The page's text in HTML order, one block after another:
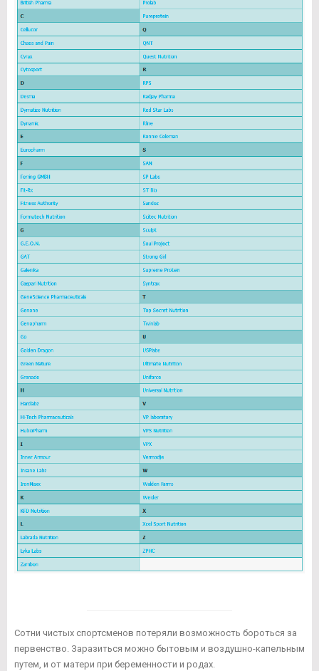
Сотни чистых спортсменов потеряли возможность бороться за
первенство. Заразиться можно бытовым и воздушно-капельным
путем, и от матери при беременности и родах.